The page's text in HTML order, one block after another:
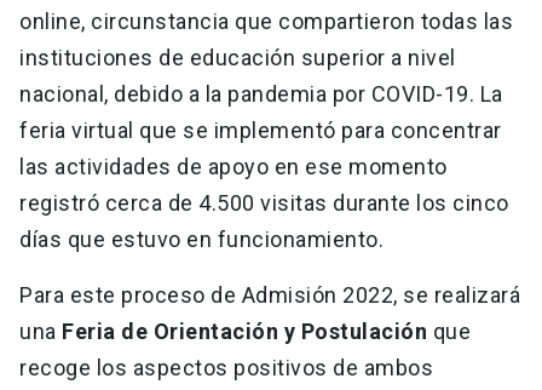
online, circunstancia que compartieron todas las
instituciones de educación superior a nivel
nacional, debido a la pandemia por COVID-19. La
feria virtual que se implementó para concentrar
las actividades de apoyo en ese momento
registró cerca de 4.500 visitas durante los cinco
días que estuvo en funcionamiento.
Para este proceso de Admisión 2022, se realizará
una Feria de Orientación y Postulación que
recoge los aspectos positivos de ambos